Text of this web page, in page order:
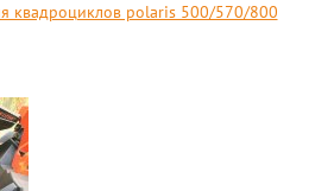
квадроциклов polaris 500/570/800